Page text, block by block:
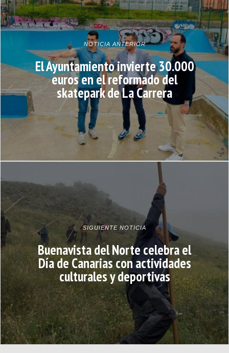
NOTICIA ANTERIOR
El Ayuntamiento invierte 30.000
euros en el reformado del
skatepark de La Carrera
SIGUIENTE NOTICIA
Buenavista del Norte celebra el
Día de Canarias con actividades
culturales y deportivas